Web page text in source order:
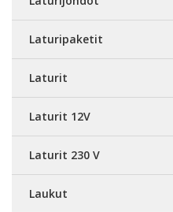
Laturipaketit
Laturit
Laturit 12V
Laturit 230 V
Laukut